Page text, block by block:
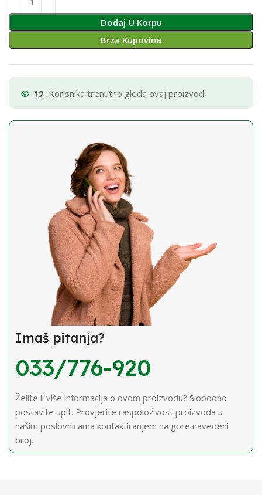
Dodaj U Korpu
Brza Kupovina
12 Korisnika trenutno gleda ovaj proizvod!
Imaš pitanja?
033/776-920
Želite li više informacija o ovom proizvodu? Slobodno
postavite upit. Provjerite raspoloživost proizvoda u
našim poslovnicama kontaktiranjem na gore navedeni
broj.